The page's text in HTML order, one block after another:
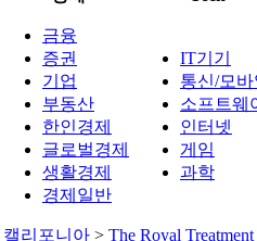
금융
증권
기업
부동산
한인경제
글로벌경제
생활경제
경제일반
IT기기
통신/모
소프트웨
인터넷
게임
과학
캘리포니아 > The Royal